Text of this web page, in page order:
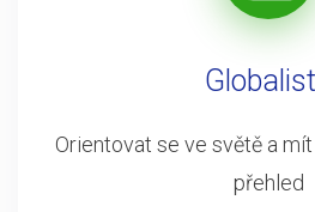
Orientovat se ve světě a
přehled